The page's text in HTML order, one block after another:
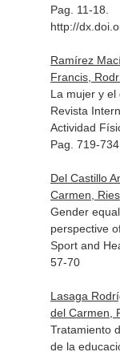
Pag. 11-18.
http://
Ramírez
Francis,
La mujer y el
Revista
Actividad
Pag. 719-734
Del Castillo
Carmen,
Gender
perspective
Sport and
57-70
Lasaga
del Carmen,
Tratamiento
de la